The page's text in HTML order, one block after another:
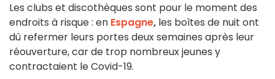
Les clubs et discothèques sont pour le moment des
endroits à risque : en Espagne, les boîtes de nuit ont
dû refermer leurs portes deux semaines après leur
réouverture, car de trop nombreux jeunes y
contractaient le Covid-19.